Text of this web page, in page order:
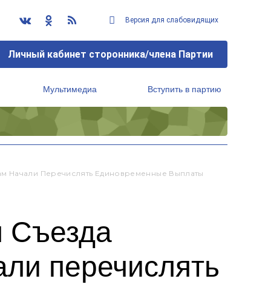
Версия для слабовидящих
Личный кабинет сторонника/члена Партии
Мультимедиа Вступить в партию
Начали Перечислять Единовременные Выплаты
Съезда
перечислять